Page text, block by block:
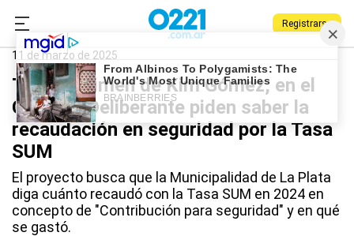
Registrarse
0221.com.ar
Kim Gómez
11 de marzo de 2025
Tras el crimen de Kim Gómez, en el
Concejo Deliberante piden saber la
recaudación en seguridad por la Tasa
SUM
El proyecto busca que la Municipalidad de La Plata
diga cuánto recaudó con la Tasa SUM en 2024 en
concepto de "Contribución para seguridad" y en qué
se gastó.